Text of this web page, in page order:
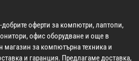
оферти за компютри, лаптопи,
офис оборудване и още в
магазин за компютърна техника и
и гаранция. Предлагаме доставка,